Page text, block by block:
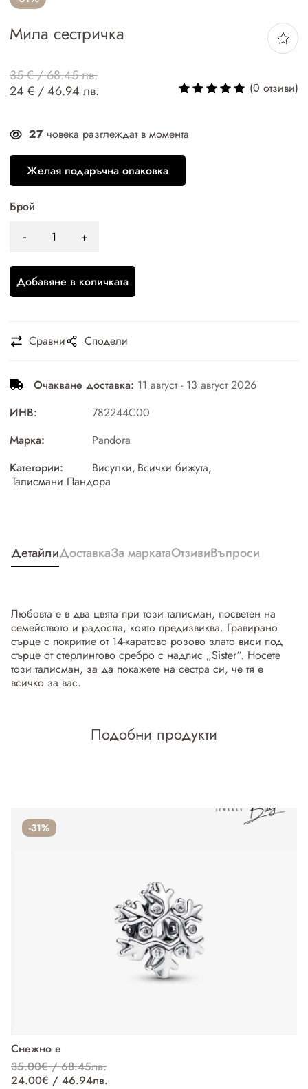
Мила сестричка
35 € / 68.45 лв.
24 € / 46.94 лв.
(0 отзиви)
27 човека разглеждат в момента
Желая подаръчна опаковка
Брой
Добавяне в количката
Сравни Сподели
Очакване доставка: 11 август - 13 август 2026
ИНВ:
782244C00
Марка:
Pandora
Категории:
Висулки, Всички бижута,
Талисмани Пандора
ДетайлиДоставкаЗа маркатаОтзивиВъпроси
Любовта е в два цвята при този талисман, посветен на
семейството и радостта, която предизвиква. Гравирано
сърце с покритие от 14-каратово розово злато виси под
сърце от стерлингово сребро с надпис „Sister“. Носете
този талисман, за да покажете на сестра си, че тя е
всичко за вас.
Подобни продукти
-31%
Снежно е
35.00€ / 68.45лв.
24.00€ / 46.94лв.